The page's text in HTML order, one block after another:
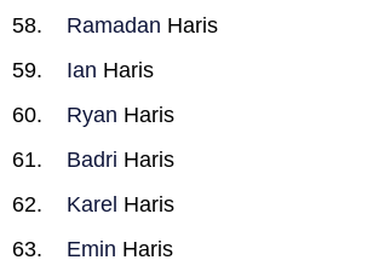
Ramadan Haris
Ian Haris
Ryan Haris
Badri Haris
Karel Haris
Emin Haris